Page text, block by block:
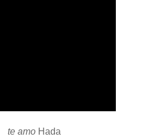
te amoHada